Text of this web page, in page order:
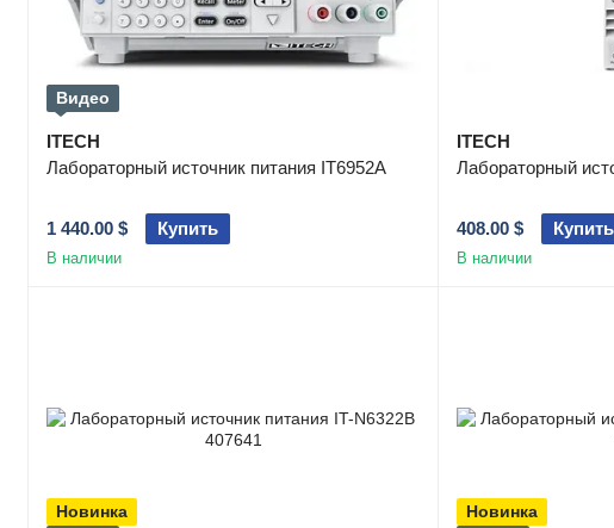
Видео
ITECH
Лабораторный источник питания IT6952A
1 440.00 $ Купить
В наличии
ITECH
Лабораторный
408.00 $ Купить
В наличии
Новинка
Новинка